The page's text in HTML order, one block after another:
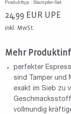
Produkttyp : Stampfer-Set
24,99 EUR UPE
inkl. MwSt.
Mehr
perfekter
sind Tamper und
exakt im Sieb zu
vollmundig